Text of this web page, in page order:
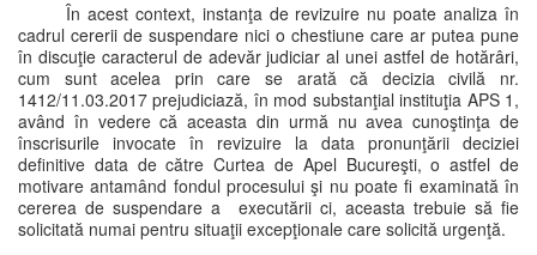
În acest context, instanţa de revizuire nu poate analiza în
cadrul cererii de suspendare nici o chestiune care ar putea pune
în discuţie caracterul de adevăr judiciar al unei astfel de hotărâri,
cum sunt acelea prin care se arată că decizia civilă nr.
1412/11.03.2017 prejudiciază, în mod substanţial instituţia APS 1,
având în vedere că aceasta din urmă nu avea cunoştinţa de
înscrisurile invocate în revizuire la data pronunţării deciziei
definitive data de către Curtea de Apel Bucureşti, o astfel de
motivare antamând fondul procesului şi nu poate fi examinată în
cererea de suspendare a executării ci, aceasta trebuie să fie
solicitată numai pentru situaţii excepţionale care solicită urgenţă.